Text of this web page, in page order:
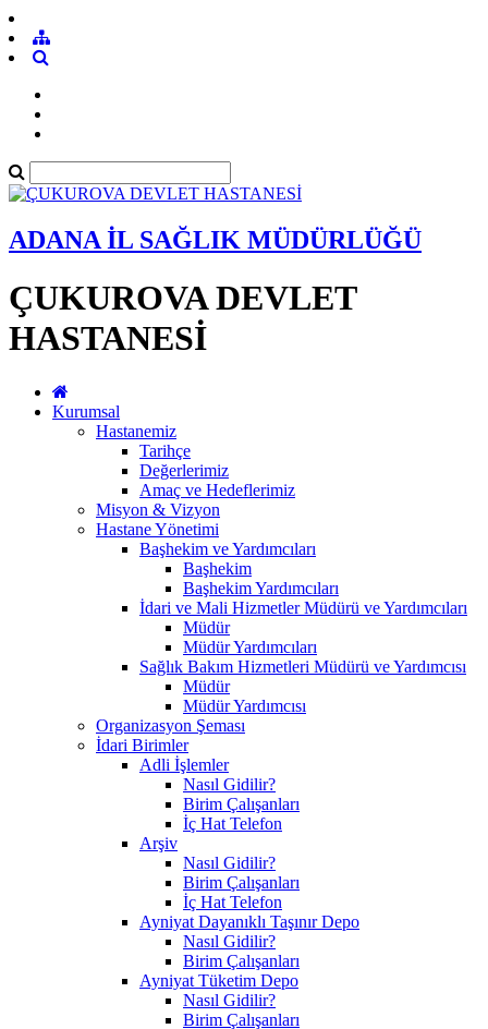
ADANA İL SAĞLIK MÜDÜRLÜĞÜ
ÇUKUROVA DEVLET
HASTANESİ
Kurumsal
Hastanemiz
Tarihçe
Değerlerimiz
Amaç ve Hedeflerimiz
Misyon & Vizyon
Hastane Yönetimi
Başhekim ve Yardımcıları
Başhekim
Başhekim Yardımcıları
İdari ve Mali Hizmetler Müdürü ve Yardımcıları
Müdür
Müdür Yardımcıları
Sağlık Bakım Hizmetleri Müdürü ve Yardımcısı
Müdür
Müdür Yardımcısı
Organizasyon Şeması
İdari Birimler
Adli İşlemler
Nasıl Gidilir?
Birim Çalışanları
İç Hat Telefon
Arşiv
Nasıl Gidilir?
Birim Çalışanları
İç Hat Telefon
Ayniyat Dayanıklı Taşınır Depo
Nasıl Gidilir?
Birim Çalışanları
Ayniyat Tüketim Depo
Nasıl Gidilir?
Birim Çalışanları